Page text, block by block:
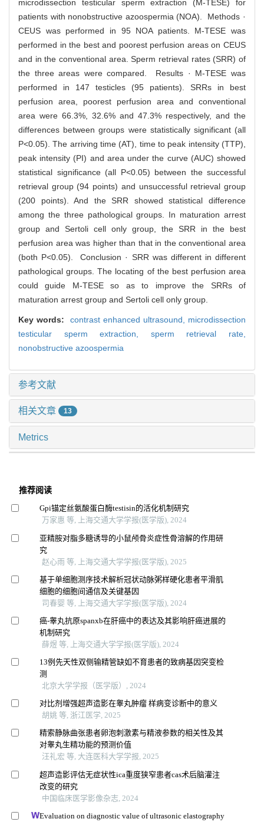
microdissection testicular sperm extraction (M-TESE) for
patients with nonobstructive azoospermia (NOA). Methods ·
CEUS was performed in 95 NOA patients. M-TESE was
performed in the best and poorest perfusion areas on CEUS
and in the conventional area. Sperm retrieval rates (SRR) of
the three areas were compared. Results · M-TESE was
performed in 147 testicles (95 patients). SRRs in best
perfusion area, poorest perfusion area and conventional
area were 66.3%, 32.6% and 47.3% respectively, and the
differences between groups were statistically significant (all
P<0.05). The arriving time (AT), time to peak intensity (TTP),
peak intensity (PI) and area under the curve (AUC) showed
statistical significance (all P<0.05) between the successful
retrieval group (94 points) and unsuccessful retrieval group
(200 points). And the SRR showed statistical difference
among the three pathological groups. In maturation arrest
group and Sertoli cell only group, the SRR in the best
perfusion area was higher than that in the conventional area
(both P<0.05). Conclusion · SRR was different in different
pathological groups. The locating of the best perfusion area
could guide M-TESE so as to improve the SRRs of
maturation arrest group and Sertoli cell only group.
Key words: contrast enhanced ultrasound, microdissection
testicular sperm extraction, sperm retrieval rate,
nonobstructive azoospermia
参考文献
相关文章 13
Metrics
推荐阅读
Gpi锚定丝氨酸蛋白酶testisin的活化机制研究
万家惠 等, 上海交通大学学报(医学版), 2024
亚精胺对脂多糖诱导的小鼠颅骨炎症性骨溶解的作用研
究
赵心雨 等, 上海交通大学学报(医学版), 2025
基于单细胞测序技术解析冠状动脉粥样硬化患者平滑肌
细胞的细胞间通信及关键基因
司春婴 等, 上海交通大学学报(医学版), 2024
癌-睾丸抗原spanxb在肝癌中的表达及其影响肝癌进展的
机制研究
薛煜 等, 上海交通大学学报(医学版), 2024
13例先天性双侧输精管缺如不育患者的致病基因突变检
测
北京大学学报（医学版）, 2024
对比剂增强超声造影在睾丸肿瘤 样病变诊断中的意义
胡姚 等, 浙江医学, 2025
精索静脉曲张患者卵泡刺激素与精液参数的相关性及其
对睾丸生精功能的预测价值
汪礼宏 等, 大连医科大学学报, 2025
超声造影评估无症状性ica重度狭窄患者cas术后脑灌注
改变的研究
中国临床医学影像杂志, 2024
Evaluation on diagnostic value of ultrasonic elastography